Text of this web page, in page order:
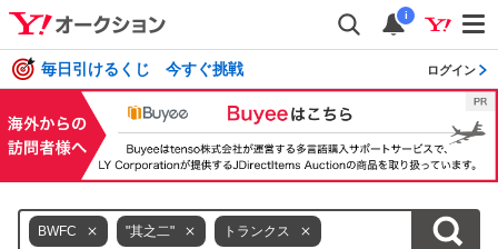
i
毎日引けるくじ 今すぐ挑戦 ログイン
BWFC "其之二" トランクス